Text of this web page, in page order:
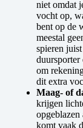
niet omdat
vocht op,
bent op de
meestal
spieren
om
dit extra
Maag- of
krijgen
opgeblazen
komt vaak